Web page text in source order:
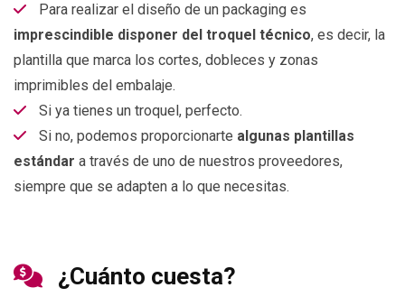
Para realizar el diseño de un packaging es
imprescindible disponer del troquel técnico, es decir, la
plantilla que marca los cortes, dobleces y zonas
imprimibles del embalaje.
Si ya tienes un troquel, perfecto.
Si no, podemos proporcionarte algunas plantillas
estándar a través de uno de nuestros proveedores,
siempre que se adapten a lo que necesitas.
¿Cuánto cuesta?